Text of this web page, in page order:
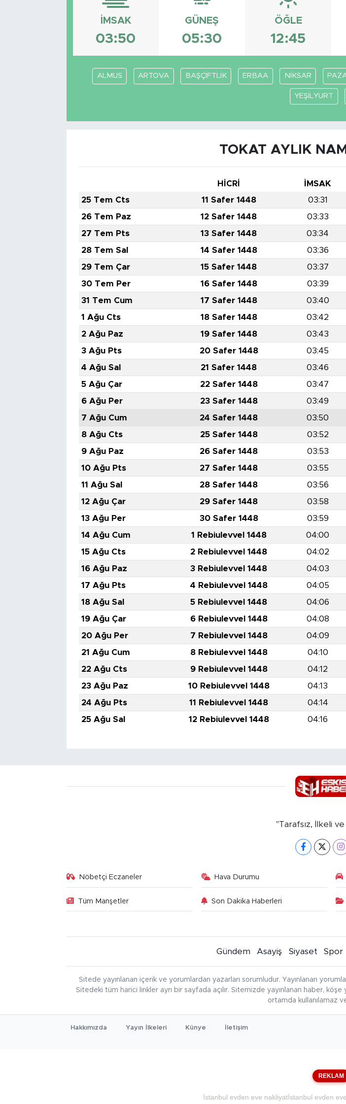
İMSAK
03:50
GÜNEŞ
05:30
ÖĞLE
12:45
ALMUS ARTOVA BAŞÇİFTLİK ERBAA NİKSAR
YEŞİLYURT
TOKAT AYLIK
HİCRİ İMSAK
25 Tem Cts
11 Safer 1448 03:31
26 Tem Paz
12 Safer 1448 03:33
27 Tem Pts
13 Safer 1448 03:34
28 Tem Sal
14 Safer 1448 03:36
29 Tem Çar
15 Safer 1448 03:37
30 Tem Per
16 Safer 1448 03:39
31 Tem Cum
17 Safer 1448 03:40
1 Ağu Cts
18 Safer 1448 03:42
2 Ağu Paz
19 Safer 1448 03:43
3 Ağu Pts
20 Safer 1448 03:45
4 Ağu Sal
21 Safer 1448 03:46
5 Ağu Çar
22 Safer 1448 03:47
6 Ağu Per
23 Safer 1448 03:49
7 Ağu Cum
24 Safer 1448 03:50
8 Ağu Cts
25 Safer 1448 03:52
9 Ağu Paz
26 Safer 1448 03:53
10 Ağu Pts
27 Safer 1448 03:55
11 Ağu Sal
28 Safer 1448 03:56
12 Ağu Çar
29 Safer 1448 03:58
13 Ağu Per
30 Safer 1448 03:59
14 Ağu Cum
1 Rebiulevvel 1448 04:00
15 Ağu Cts
2 Rebiulevvel 1448 04:02
16 Ağu Paz
3 Rebiulevvel 1448 04:03
17 Ağu Pts
4 Rebiulevvel 1448 04:05
18 Ağu Sal
5 Rebiulevvel 1448 04:06
19 Ağu Çar
6 Rebiulevvel 1448 04:08
20 Ağu Per
7 Rebiulevvel 1448 04:09
21 Ağu Cum
8 Rebiulevvel 1448 04:10
22 Ağu Cts
9 Rebiulevvel 1448 04:12
23 Ağu Paz
10 Rebiulevvel 1448 04:13
24 Ağu Pts
11 Rebiulevvel 1448 04:14
25 Ağu Sal
12 Rebiulevvel 1448 04:16
"Tarafsız, İlkeli ve
Nöbetçi Eczaneler Hava Durumu
Tüm Manşetler Son Dakika Haberleri
Gündem Asayiş Siyaset Spor
Sitede yayınlanan içerik ve yorumlardan yazarları sorumludur. Yayınlanan
Sitedeki tüm harici linkler ayrı bir sayfada açılır. Sitemizde yayınlanan haber,
ortamda kullanılamaz
Hakkımızda Yayın İlkeleri Künye İletişim
REKLAM
İstanbul evden eve nakliyatİstanbul evden